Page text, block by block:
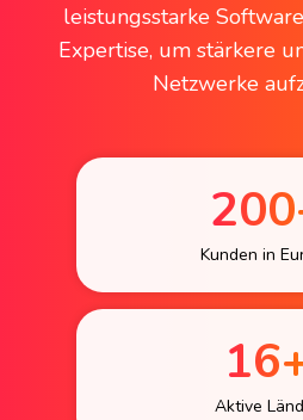
leistungsstarke
Expertise, um stärkere
Netzwerke
Kunden in
Aktive